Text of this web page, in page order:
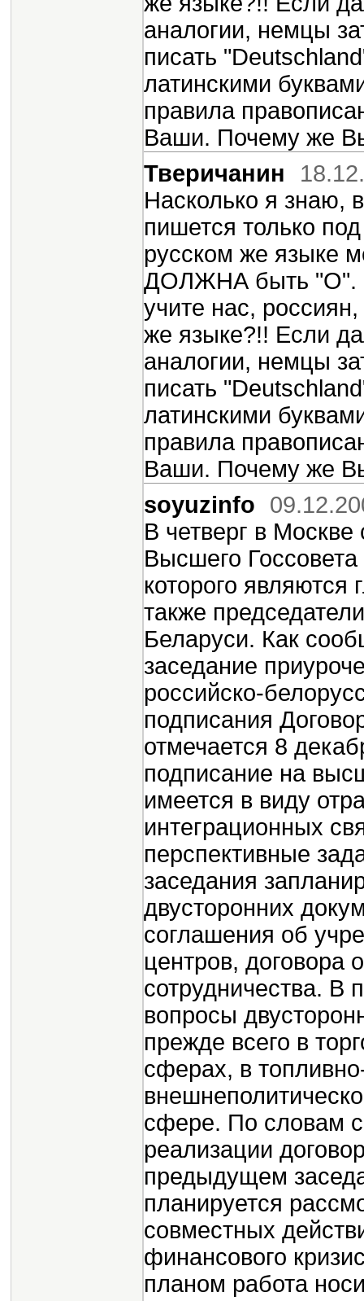
аналогии, немцы
писать
латинскими
правила
Ваши. Почему же
Тверичанин
Насколько я знаю,
пишется только
русском же языке
ДОЛЖНА быть "О".
учите нас,
же языке?!! Если
аналогии, немцы
писать
латинскими
правила
Ваши. Почему же
soyuzinfo
В четверг в Москве
Высшего
которого являются
также
Беларуси. Как
заседание
российско-
подписания
отмечается 8
подписание на
имеется в виду
интеграционных
перспективные
заседания
двусторонних
соглашения об
центров, договора
сотрудничества. В
вопросы
прежде всего в
сферах, в
сфере. По словам
реализации
предыдущем
планируется
совместных
финансового
планом работа